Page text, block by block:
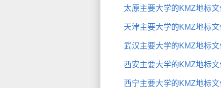
太原主要大学的KMZ地标文
天津主要大学的KMZ地标文
武汉主要大学的KMZ地标文
西安主要大学的KMZ地标文
西宁主要大学的KMZ地标文